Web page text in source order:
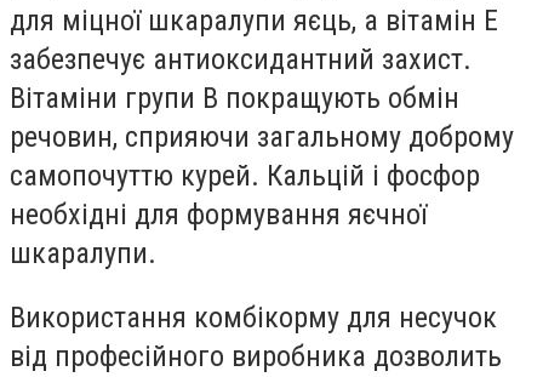
для міцної шкаралупи яєць, а вітамін E
забезпечує антиоксидантний захист.
Вітаміни групи B покращують обмін
речовин, сприяючи загальному доброму
самопочуттю курей. Кальцій і фосфор
необхідні для формування яєчної
шкаралупи.
Використання комбікорму для несучок
від професійного виробника дозволить